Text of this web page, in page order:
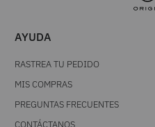
AYUDA
RASTREA TU PEDIDO
MIS COMPRAS
PREGUNTAS FRECUENTES
CONTÁCTANOS